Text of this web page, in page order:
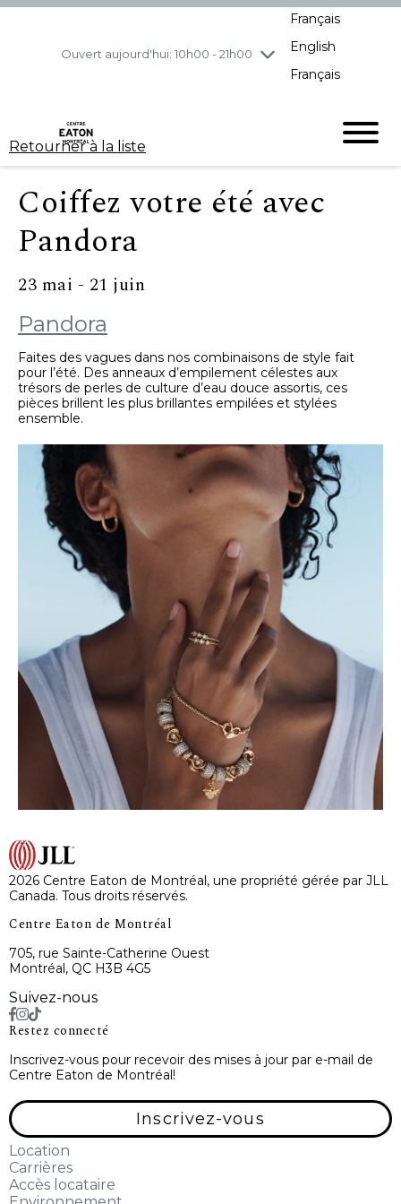
Ouvert aujourd'hui: 10h00 - 21h00
vendredi8/7
10h00 - 21h00
Français
English
Français
Retourner à la liste
Coiffez votre été avec
Pandora
23 mai - 21 juin
Pandora
Faites des vagues dans nos combinaisons de style fait
pour l’été. Des anneaux d’empilement célestes aux
trésors de perles de culture d’eau douce assortis, ces
pièces brillent les plus brillantes empilées et stylées
ensemble.
2026 Centre Eaton de Montréal, une propriété gérée par JLL
Canada. Tous droits réservés.
Centre Eaton de Montréal
705, rue Sainte-Catherine Ouest
Montréal, QC H3B 4G5
Suivez-nous
Restez connecté
Inscrivez-vous pour recevoir des mises à jour par e-mail de
Centre Eaton de Montréal!
Inscrivez-vous
Location
Carrières
Accès locataire